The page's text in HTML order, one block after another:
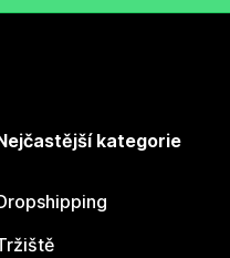
kategorie